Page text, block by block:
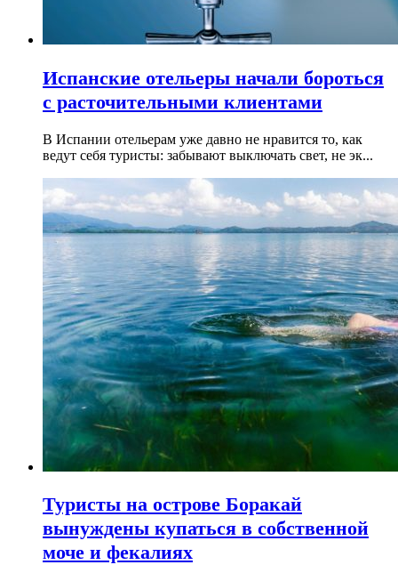
Испанские отельеры начали бороться
с расточительными клиентами
В Испании отельерам уже давно не нравится то, как
ведут себя туристы: забывают выключать свет, не эк...
Туристы на острове Боракай
вынуждены купаться в собственной
моче и фекалиях